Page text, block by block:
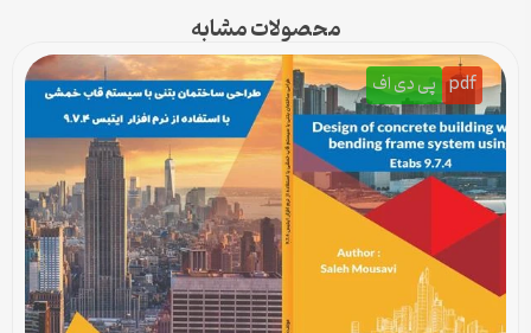
محصولات مشابه
pdf پی دی اف